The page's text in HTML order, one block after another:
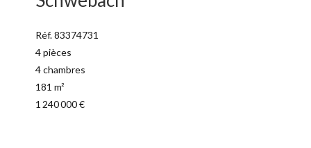
Réf. 83374731
4 pièces
4 chambres
181 m²
1 240 000 €